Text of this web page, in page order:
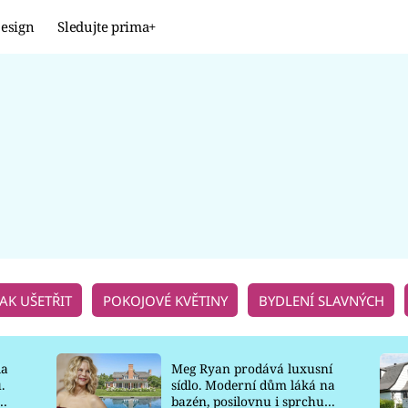
Sledujte prima+
UŠETŘIT POKOJOVÉ KVĚTINY BYDLENÍ SLAVNÝCH
Meg Ryan prodává luxusní
sídlo. Moderní dům láká na
bazén, posilovnu i sprchu